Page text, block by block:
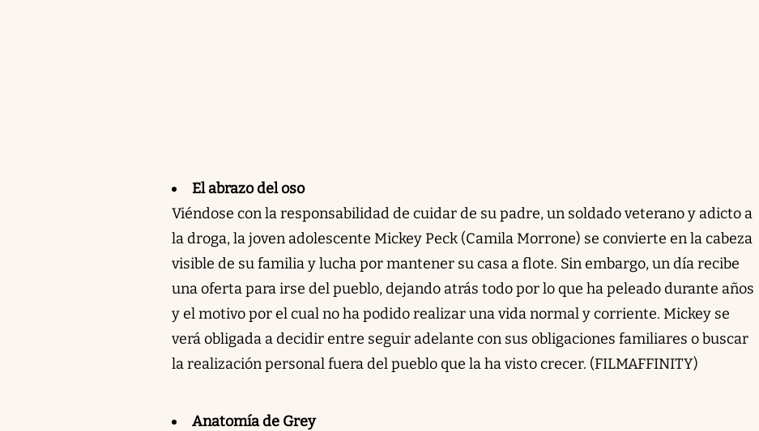
El abrazo del oso
Viéndose con la responsabilidad de cuidar de su padre, un soldado veterano y adicto a
la droga, la joven adolescente Mickey Peck (Camila Morrone) se convierte en la cabeza
visible de su familia y lucha por mantener su casa a flote. Sin embargo, un día recibe
una oferta para irse del pueblo, dejando atrás todo por lo que ha peleado durante años
y el motivo por el cual no ha podido realizar una vida normal y corriente. Mickey se
verá obligada a decidir entre seguir adelante con sus obligaciones familiares o buscar
la realización personal fuera del pueblo que la ha visto crecer. (FILMAFFINITY)
Anatomía de Grey